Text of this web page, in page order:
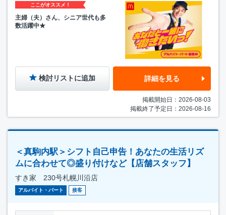
ここがオススメ！
主婦（夫）さん、シニア世代も多
数活躍中★
検討リストに追加 詳細を見る
掲載開始日：2026-08-03
掲載終了予定日：2026-08-16
＜真駒内駅＞シフト自己申告！あなたの生活リズ
ムに合わせて◎盛り付けなど【店舗スタッフ】
すき家 230号札幌川沿店
アルバイト・パート 接客